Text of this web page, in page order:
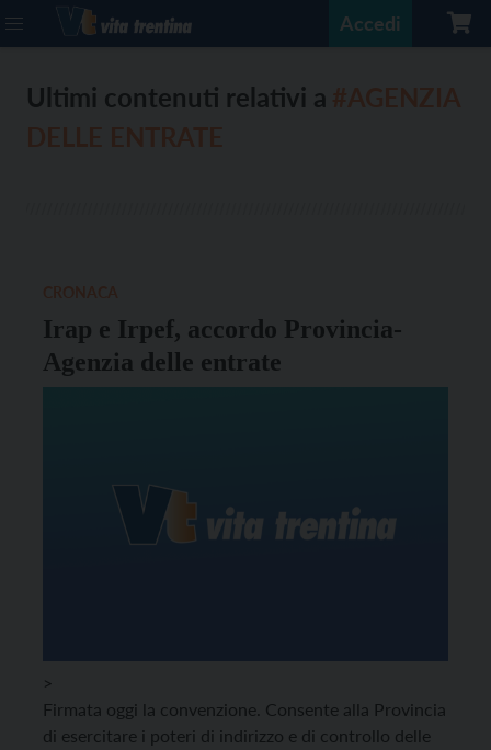
Accedi
Ultimi contenuti relativi a
Irap e Irpef, accordo Provincia-
Agenzia delle entrate
>
Firmata oggi la convenzione. Consente alla Provincia
di esercitare i poteri di indirizzo e di controllo delle